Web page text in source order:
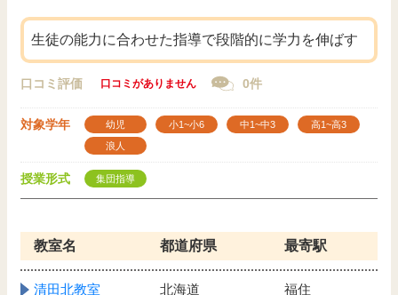
生徒の能力に合わせた指導で段階的に学力を伸ばす
口コミ評価 口コミがありません 0件
対象学年 幼児 小1~小6 中1~中3
高1~高3
浪人
授業形式 集団指導
教室名 都道府県 最寄駅
清田北教室 北海道 福住